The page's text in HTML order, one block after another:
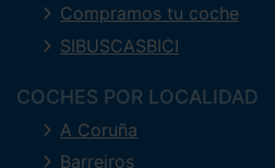
Compramos tu coche
SIBUSCASBICI
COCHES POR LOCALIDAD
A Coruña
Barreiros